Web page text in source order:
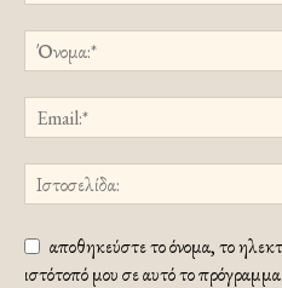
αποθηκεύστε το όνομα, το
ιστότοπό μου σε αυτό το